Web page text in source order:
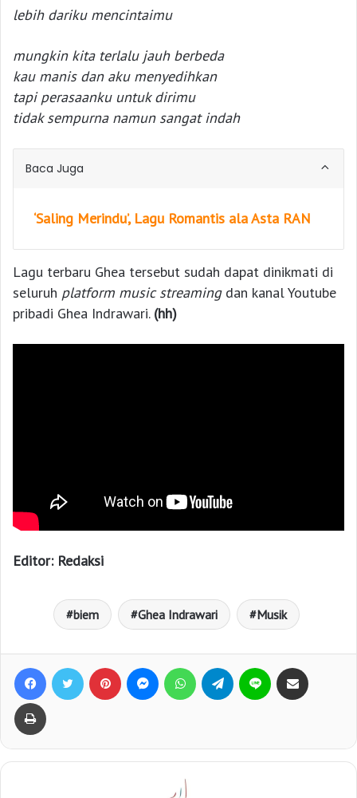
lebih dariku mencintaimu
mungkin kita terlalu jauh berbeda
kau manis dan aku menyedihkan
tapi perasaanku untuk dirimu
tidak sempurna namun sangat indah
Baca Juga
‘Saling Merindu’, Lagu Romantis ala Asta RAN
Lagu terbaru Ghea tersebut sudah dapat dinikmati di
seluruh platform music streamingdan kanal Youtube
pribadi Ghea Indrawari. (hh)
Editor: Redaksi
biem Ghea Indrawari Musik